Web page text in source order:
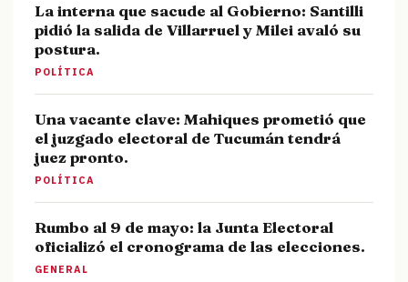
La interna que sacude al Gobierno: Santilli
pidió la salida de Villarruel y Milei avaló su
postura.
POLÍTICA
Una vacante clave: Mahiques prometió que
el juzgado electoral de Tucumán tendrá
juez pronto.
POLÍTICA
Rumbo al 9 de mayo: la Junta Electoral
oficializó el cronograma de las elecciones.
GENERAL